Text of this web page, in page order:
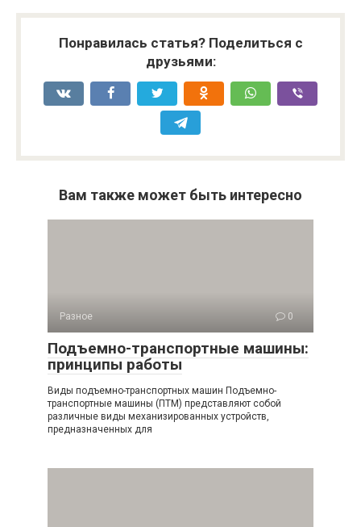
Понравилась статья? Поделиться с
друзьями:
Вам также может быть интересно
Разное 0
Подъемно-транспортные машины:
принципы работы
Виды подъемно-транспортных машин Подъемно-
транспортные машины (ПТМ) представляют собой
различные виды механизированных устройств,
предназначенных для